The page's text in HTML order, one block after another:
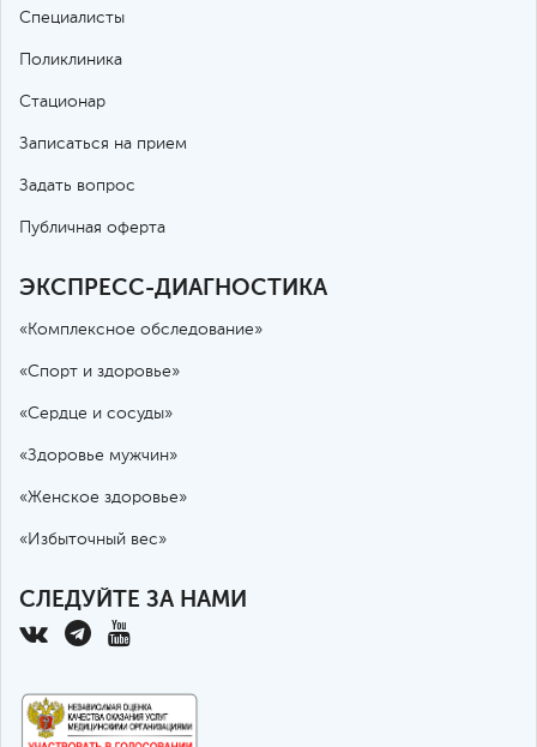
Специалисты
Поликлиника
Стационар
Записаться на прием
Задать вопрос
Публичная оферта
ЭКСПРЕСС-ДИАГНОСТИКА
«Комплексное обследование»
«Спорт и здоровье»
«Сердце и сосуды»
«Здоровье мужчин»
«Женское здоровье»
«Избыточный вес»
СЛЕДУЙТЕ ЗА НАМИ